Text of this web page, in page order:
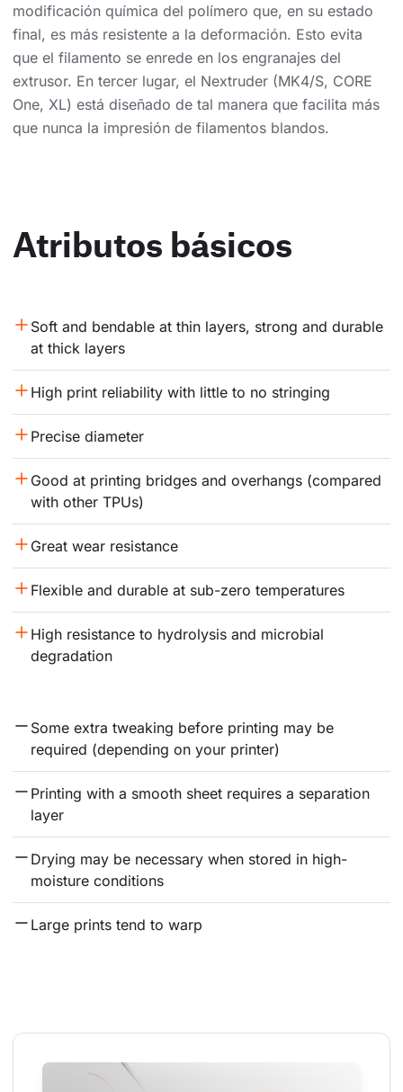
modificación química del polímero que, en su estado
final, es más resistente a la deformación. Esto evita
que el filamento se enrede en los engranajes del
extrusor. En tercer lugar, el Nextruder (MK4/S, CORE
One, XL) está diseñado de tal manera que facilita más
que nunca la impresión de filamentos blandos.
Atributos básicos
Soft and bendable at thin layers, strong and durable
at thick layers
High print reliability with little to no stringing
Precise diameter
Good at printing bridges and overhangs (compared
with other TPUs)
Great wear resistance
Flexible and durable at sub-zero temperatures
High resistance to hydrolysis and microbial
degradation
Some extra tweaking before printing may be
required (depending on your printer)
Printing with a smooth sheet requires a separation
layer
Drying may be necessary when stored in high-
moisture conditions
Large prints tend to warp